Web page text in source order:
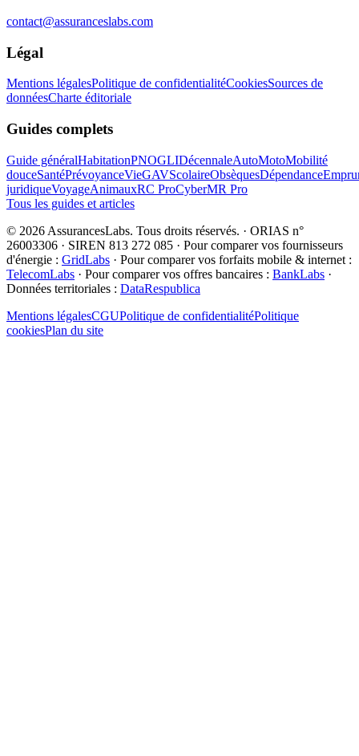
contact@assuranceslabs.com
Légal
Mentions légalesPolitique de confidentialitéCookiesSources de
donnéesCharte éditoriale
Guides complets
Guide généralHabitationPNOGLIDécennaleAutoMotoMobilité
douceSantéPrévoyanceVieGAVScolaireObsèquesDépendance
juridiqueVoyageAnimauxRC ProCyberMR Pro
Tous les guides et articles
© 2026 AssurancesLabs. Tous droits réservés. · ORIAS n°
26003306 · SIREN 813 272 085 · Pour comparer vos fournisseurs
d'énergie : GridLabs · Pour comparer vos forfaits mobile & internet :
TelecomLabs · Pour comparer vos offres bancaires : BankLabs ·
Données territoriales : DataRespublica
Mentions légalesCGUPolitique de confidentialitéPolitique
cookiesPlan du site